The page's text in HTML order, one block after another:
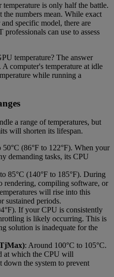
is only half the battle.
the numbers mean. While exact
specific model, there are
can use to assess
temperature? The answer
computer's temperature at idle
while running a
a range of temperatures, but
will shorten its lifespan.
50°C (86°F to 122°F). When your
demanding tasks, its CPU
85°C (140°F to 185°F). During
rendering, compiling software, or
will rise into this
sustained periods.
If your CPU is consistently
is likely occurring. This is
solution is inadequate for the
: Around 100°C to 105°C.
at which the CPU will
down the system to prevent